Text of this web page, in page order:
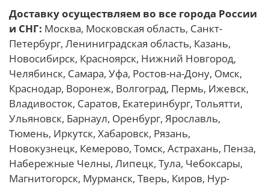
Доставку осуществляем во все города России
и СНГ: Москва, Московская область, Санкт-
Петербург, Лениниградская область, Казань,
Новосибирск, Красноярск, Нижний Новгород,
Челябинск, Самара, Уфа, Ростов-на-Дону, Омск,
Краснодар, Воронеж, Волгоград, Пермь, Ижевск,
Владивосток, Саратов, Екатеринбург, Тольятти,
Ульяновск, Барнаул, Оренбург, Ярославль,
Тюмень, Иркутск, Хабаровск, Рязань,
Новокузнецк, Кемерово, Томск, Астрахань, Пенза,
Набережные Челны, Липецк, Тула, Чебоксары,
Магнитогорск, Мурманск, Тверь, Киров, Нур-